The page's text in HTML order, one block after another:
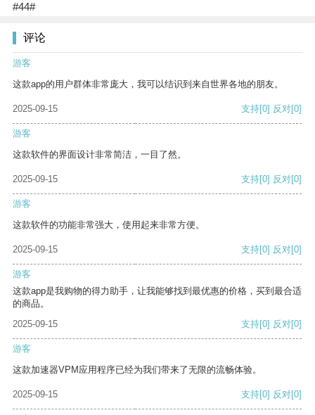
#44#
评论
游客
这款app的用户群体非常庞大，我可以结识到来自世界各地的朋友。
2025-09-15 支持[0] 反对[0]
游客
这款软件的界面设计非常简洁，一目了然。
2025-09-15 支持[0] 反对[0]
游客
这款软件的功能非常强大，使用起来非常方便。
2025-09-15 支持[0] 反对[0]
游客
这款app是我购物的得力助手，让我能够找到最优惠的价格，买到最合适
的商品。
2025-09-15
支持[0] 反对[0]
游客
这款加速器VPM应用程序已经为我们带来了无限的流畅体验。
2025-09-15 支持[0] 反对[0]